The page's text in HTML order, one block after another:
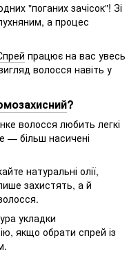
"поганих зачісок"! Зі
а процес
працює на вас увесь
волосся навіть у
?
волосся любить легкі
— більш насичені
натуральні олії,
захистять, а й
укладки
якщо обрати спрей із